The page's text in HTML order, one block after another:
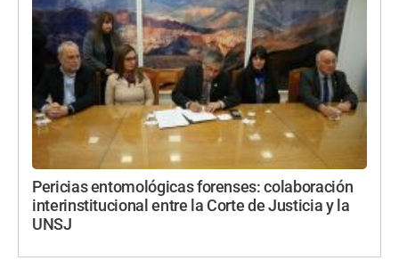
Pericias entomológicas forenses: colaboración
interinstitucional entre la Corte de Justicia y la
UNSJ